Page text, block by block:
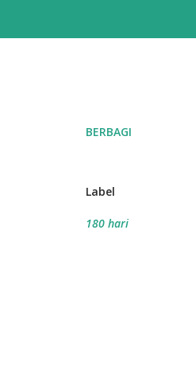
BERBAGI
Label
180 hari